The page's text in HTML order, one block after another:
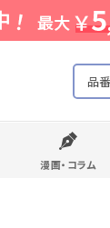
漫画・コラム